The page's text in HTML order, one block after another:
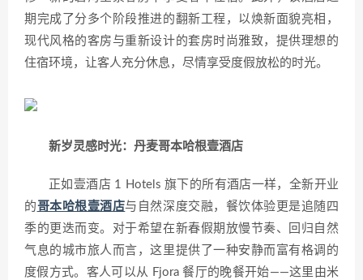
期完成了分多个阶段推进的翻新工程，以焕新面貌亮相，
现代风格的客房与重新设计的套房时尚雅致，提供理想的
住宿环境，让客人充分休息，尽情享受度假放松的时光。
新岁灵感时光：丹麦哥本哈根壹酒店
正如壹酒店 1 Hotels 旗下的所有酒店一样，全新开业
的哥本哈根壹酒店与自然深度交融，餐饮体验更是追随四
季的更迭而变。对于希望在新春假期放慢节奏、回归自然
气息的城市旅人而言，这里提供了一种安静而富有格调的
度假方式。客人可以从 Fjora 餐厅的晚餐开始——这里由米